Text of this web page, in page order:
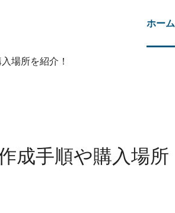
ホーム
場所を紹介！
成手順や購入場所